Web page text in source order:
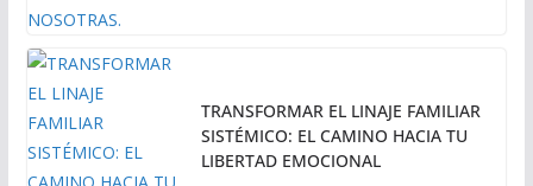
TRANSFORMAR EL LINAJE FAMILIAR
SISTÉMICO: EL CAMINO HACIA TU
LIBERTAD EMOCIONAL